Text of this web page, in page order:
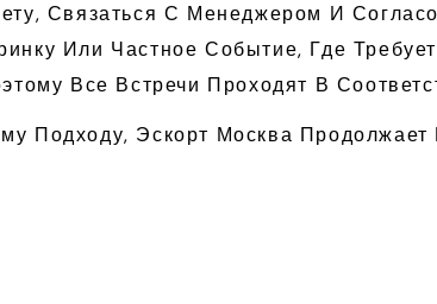
Связаться С Менеджером И
Или Частное Событие, Где
Все Встречи Проходят В
Подходу, Эскорт Москва